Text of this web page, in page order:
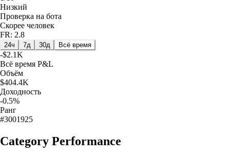
Низкий
Проверка на бота
Скорее человек
FR: 2.8
24ч 7д 30д Всё время
-$2.1K
Всё время P&L
Объём
$404.4K
Доходность
-0.5%
Ранг
#3001925
Category Performance